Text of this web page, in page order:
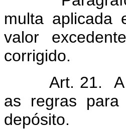
multa aplicada
valor
corrigido.
Art. 21. A
as regras para
depósito.